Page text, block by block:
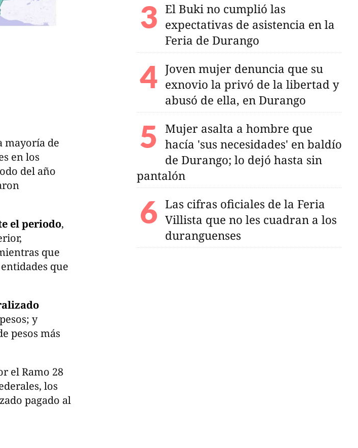
mayoría de
en los
del año
el periodo,
que
que
y
pesos más
el Ramo 28
los
pagado al
El Buki no cumplió las
expectativas de asistencia en la
Feria de Durango
Joven mujer denuncia que su
exnovio la privó de la libertad y
abusó de ella, en Durango
Mujer asalta a hombre que
hacía 'sus necesidades' en baldío
de Durango; lo dejó hasta sin
pantalón
Las cifras oficiales de la Feria
Villista que no les cuadran a los
duranguenses